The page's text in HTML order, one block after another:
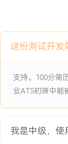
2024-09 -2025-
每周XXX次以上
平均长达X小时
项目职责：
1.平台设计：负
这份测试开发
支持。100分简
业ATS初筛中能
我是中级，使